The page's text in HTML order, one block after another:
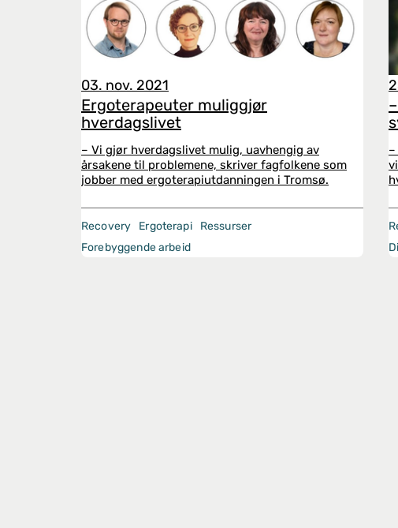
03. nov. 2021
Ergoterapeuter muliggjør
hverdagslivet
– Vi gjør hverdagslivet mulig, uavhengig av
årsakene til problemene, skriver fagfolkene som
jobber med ergoterapiutdanningen i Tromsø.
Recovery Ergoterapi
Ressurser
Forebyggende arbeid